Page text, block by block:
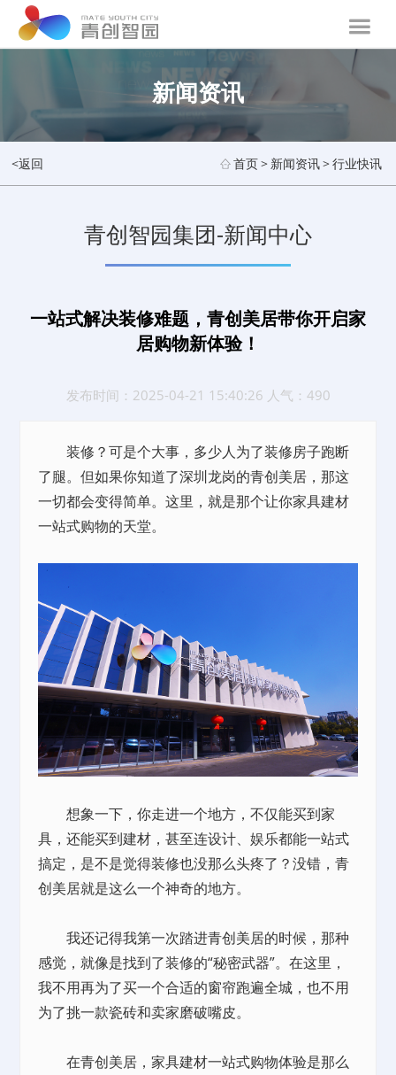
新闻资讯
<返回 首页> 新闻资讯>行业快讯
青创智园集团-新闻中心
一站式解决装修难题，青创美居带你开启家
居购物新体验！
发布时间：2025-04-21 15:40:26 人气：490
装修？可是个大事，多少人为了装修房子跑断
了腿。但如果你知道了深圳龙岗的青创美居，那这
一切都会变得简单。这里，就是那个让你家具建材
一站式购物的天堂。
想象一下，你走进一个地方，不仅能买到家
具，还能买到建材，甚至连设计、娱乐都能一站式
搞定，是不是觉得装修也没那么头疼了？没错，青
创美居就是这么一个神奇的地方。
我还记得我第一次踏进青创美居的时候，那种
感觉，就像是找到了装修的“秘密武器”。在这里，
我不用再为了买一个合适的窗帘跑遍全城，也不用
为了挑一款瓷砖和卖家磨破嘴皮。
在青创美居，家具建材一站式购物体验是那么